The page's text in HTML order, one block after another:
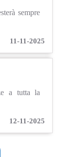
sempre
11-11-2025
a tutta la
12-11-2025